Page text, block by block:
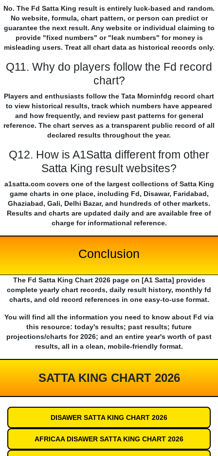
No. The Fd Satta King result is entirely luck-based and random.
No website, formula, chart pattern, or person can predict or
guarantee the next result. Any website or individual claiming to
provide "fixed numbers" or "leak numbers" for money is
misleading users. Treat all chart data as historical records only.
Q11. Why do players follow the Fd record
chart?
Players and enthusiasts follow the Tata Morninfdg record chart
to view historical results, track which numbers have appeared
and how frequently, and review past patterns for general
reference. The chart serves as a transparent public record of all
declared results throughout the year.
Q12. How is A1Satta different from other
Satta King result websites?
a1satta.com covers one of the largest collections of Satta King
game charts in one place, including Fd, Disawar, Faridabad,
Ghaziabad, Gali, Delhi Bazar, and hundreds of other markets.
Results and charts are updated daily and are available free of
charge for informational reference.
Conclusion
The Fd Satta King Chart 2026 page on [A1 Satta] provides
complete yearly chart records, daily result history, monthly fd
charts, and old record references in one easy-to-use format.
You will find all the information you need to know about Fd via
this resource: today's results; past results; future
projections/charts for 2026; and an entire year's worth of past
results, all in a clean, mobile-friendly format.
SATTA KING CHART 2026
DISAWER SATTA KING CHART 2026
AFRICAA DISAWER SATTA KING CHART 2026